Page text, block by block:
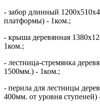
- забор длинный
платформы) - 1ком.;
- крыша деревянная
1ком.;
- лестница-стремянка
1500мм.) - 1ком.;
- перила для лестницы
400мм. от уровня ступеней)